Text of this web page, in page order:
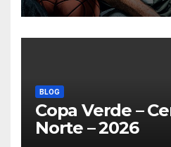
BLOG
Copa Verde –
Norte – 2026